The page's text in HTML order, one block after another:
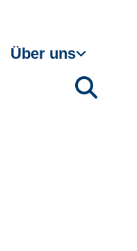
Über uns